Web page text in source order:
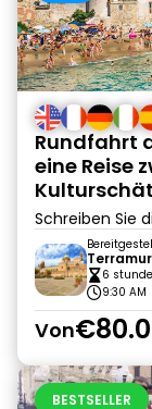
Rundfahrt
eine Reise
Schreiben Sie
6
9:30 AM
Von
BESTSELLER